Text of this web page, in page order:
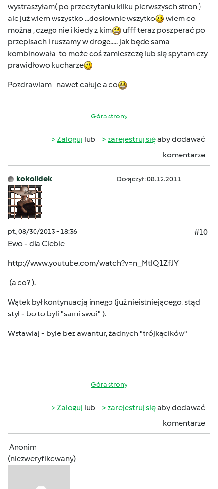
wystraszyłam( po przeczytaniu kilku pierwszysch stron )
ale już wiem wszystko ...dosłownie wszytko
wiem co
można , czego nie i kiedy z kim
ufff teraz poszperać po
przepisach i ruszamy w droge..... jak będe sama
kombinowała to może coś zamieszczę lub się spytam czy
prawidłowo kucharze
Pozdrawiam i nawet całuje a co
Góra strony
Zaloguj lub zarejestruj sięaby dodawać
komentarze
kokolidek Dołączył : 08.12.2011
pt., 08/30/2013 - 18:36
#10
Ewo - dla Ciebie
http://www.youtube.com/watch?v=n_MtlQ1ZfJY
(a co?).
Wątek był kontynuacją innego (już nieistniejącego, stąd
styl - bo to byli "sami swoi" ).
Wstawiaj - byle bez awantur, żadnych "trójkącików"
Góra strony
Zaloguj lub zarejestruj sięaby dodawać
komentarze
Anonim
(niezweryfikowany)